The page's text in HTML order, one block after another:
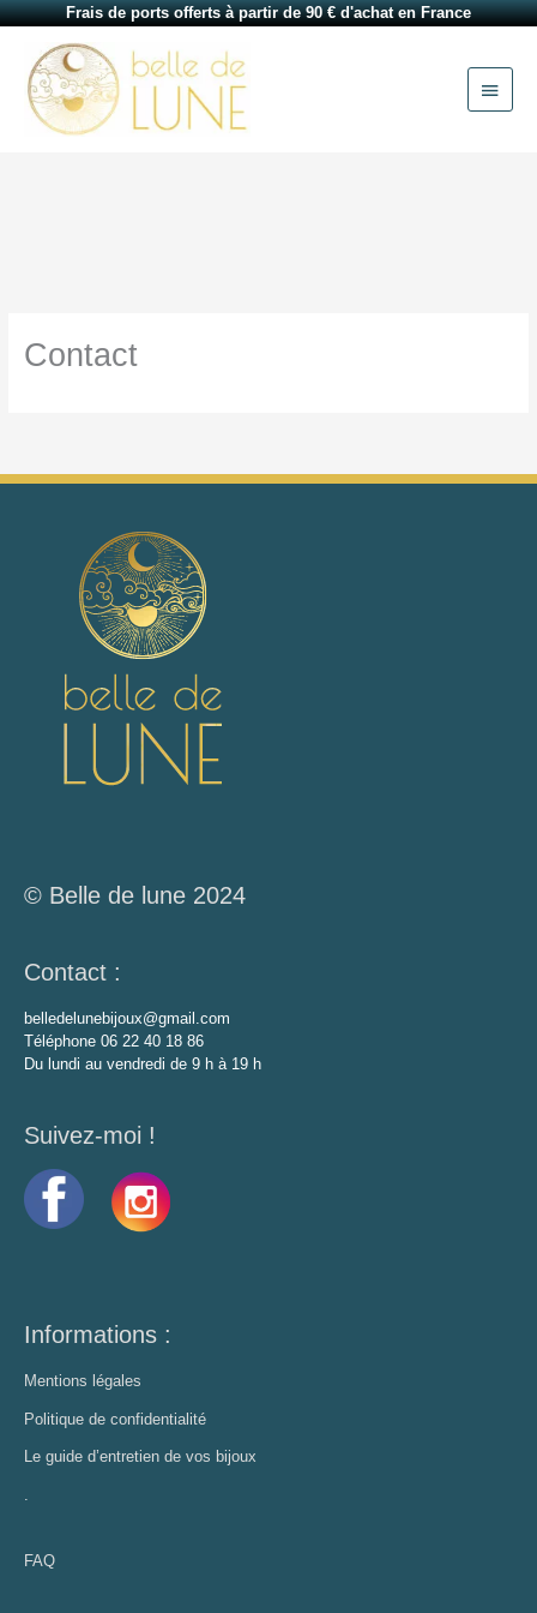
Frais de ports offerts à partir de 90 € d'achat en France
Aller
contenu
Contact
© Belle de lune 2024
Contact :
belledelunebijoux@gmail.com
Téléphone 06 22 40 18 86
Du lundi au vendredi de 9 h à 19 h
Suivez-moi !
Informations :
Mentions légales
Politique de confidentialité
Le guide d’entretien de vos bijoux
.
FAQ